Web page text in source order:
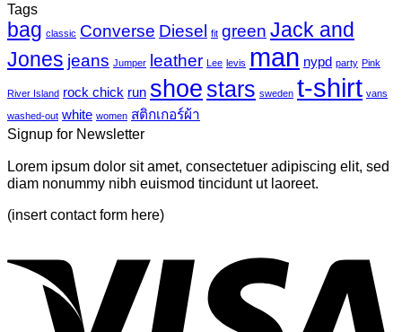
mural-
tropical
leaves-
เห็น
บน
Just
another
post
Tags
bag classic Converse Diesel fit green Jack and
Jones jeans Jumper leather Lee levis man nypd party Pink
River Island rock chick run shoe stars sweden t-shirt vans
washed-out white women สติกเกอร์ผ้า
Signup for Newsletter
Lorem ipsum dolor sit amet, consectetuer adipiscing elit, sed
diam nonummy nibh euismod tincidunt ut laoreet.
(insert contact form here)